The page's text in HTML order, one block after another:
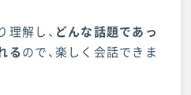
解し、 どんな話題であっ
るので、楽しく会話できま